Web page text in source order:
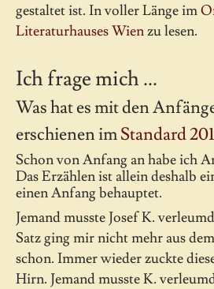
gestaltet ist. In voller Länge im
Literaturhauses Wienzu lesen.
Ich frage mich ...
Was hat es mit den
erschienen imStandard
Schon von Anfang an habe ich
Das Erzählen ist allein deshalb
einen Anfang behauptet.
Jemand musste Josef K.
Satz ging mir nicht mehr aus
schon. Immer wieder zuckte
Hirn. Jemand musste K.